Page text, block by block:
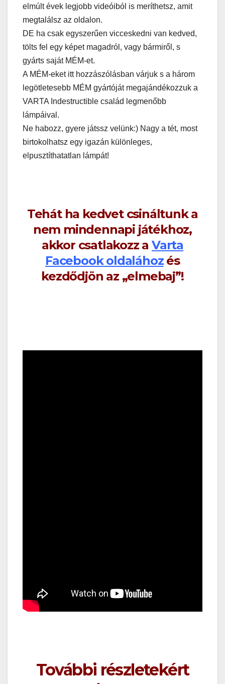
elmúlt évek legjobb videóiból is meríthetsz, amit
megtalálsz az oldalon.
DE ha csak egyszerűen vicceskedni van kedved,
tölts fel egy képet magadról, vagy bármiről, s
gyárts saját MÉM-et.
A MÉM-eket itt hozzászólásban várjuk s a három
legötletesebb MÉM gyártóját megajándékozzuk a
VARTA Indestructible család legmenőbb
lámpáival.
Ne habozz, gyere játssz velünk:) Nagy a tét, most
birtokolhatsz egy igazán különleges,
elpusztíthatatlan lámpát!
Tehát ha kedvet csináltunk a
nem mindennapi játékhoz,
akkor csatlakozz aVarta
Facebook oldaláhozés
kezdődjön az „elmebaj”!
További részletekért